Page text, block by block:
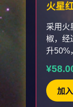
火星
采用火
椒，经
升50%
加